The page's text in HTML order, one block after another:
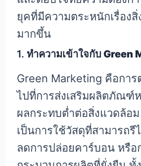
ยุคที่มีความตระหนักเรื่องสิ่
มากขึ้น
1. ทำความเข้าใจกับ Green
Green Marketing คือการ
ไปที่การส่งเสริมผลิตภัณฑ์
ผลกระทบต่ำต่อสิ่งแวดล้อม
เป็นการใช้วัสดุที่สามารถรี
ลดการปล่อยคาร์บอน หรือ